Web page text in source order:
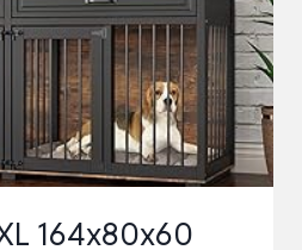
164x80x60